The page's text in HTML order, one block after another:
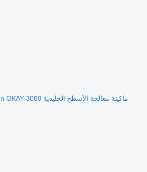
ماكينة معالجة الأسطح الجليدية Zamboni Dupon OKAY 3000